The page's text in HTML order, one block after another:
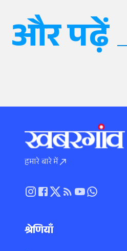
और पढ़ें
हमारे बारे में
श्रेणियाँ